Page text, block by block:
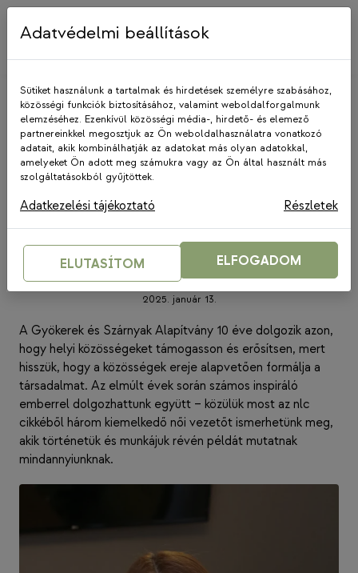
Skip
MÉDIAMEGJELENÉSEK|GYSZA |
SZOLIDARITÁS NŐI
A női szempontok és érdekek
erősítése az egész társadalom
jóllétét szolgálja (nlc)
2025. január 13.
A Gyökerek és Szárnyak Alapítvány 10 éve dolgozik azon,
hogy helyi közösségeket támogasson és erősítsen, mert
hisszük, hogy a közösségek ereje alapvetően formálja a
társadalmat. Az elmúlt évek során számos inspiráló
emberrel dolgozhattunk együtt – közülük most az nlc
cikkéből három kiemelkedő női vezetőt ismerhetünk meg,
akik történetük és munkájuk révén példát mutatnak
mindannyiunknak.
Adatvédelmi beállítások
Sütiket használunk a tartalmak és hirdetések személyre szabásához,
közösségi funkciók biztosításához, valamint weboldalforgalmunk
elemzéséhez. Ezenkívül közösségi média-, hirdető- és elemező
partnereinkkel megosztjuk az Ön weboldalhasználatra vonatkozó
adatait, akik kombinálhatják az adatokat más olyan adatokkal,
amelyeket Ön adott meg számukra vagy az Ön által használt más
szolgáltatásokból gyűjtöttek.
Adatkezelési tájékoztató Részletek
ELUTASÍTOM ELFOGADOM